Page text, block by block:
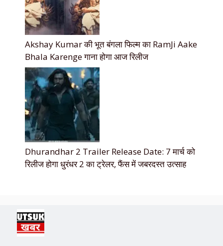
Akshay Kumar की भूत बंगला फिल्म का RamJi Aake
Bhala Karenge गाना होगा आज रिलीज
Dhurandhar 2 Trailer Release Date: 7 मार्च को
रिलीज होगा धुरंधर 2 का ट्रेलर, फैंस में जबरदस्त उत्साह